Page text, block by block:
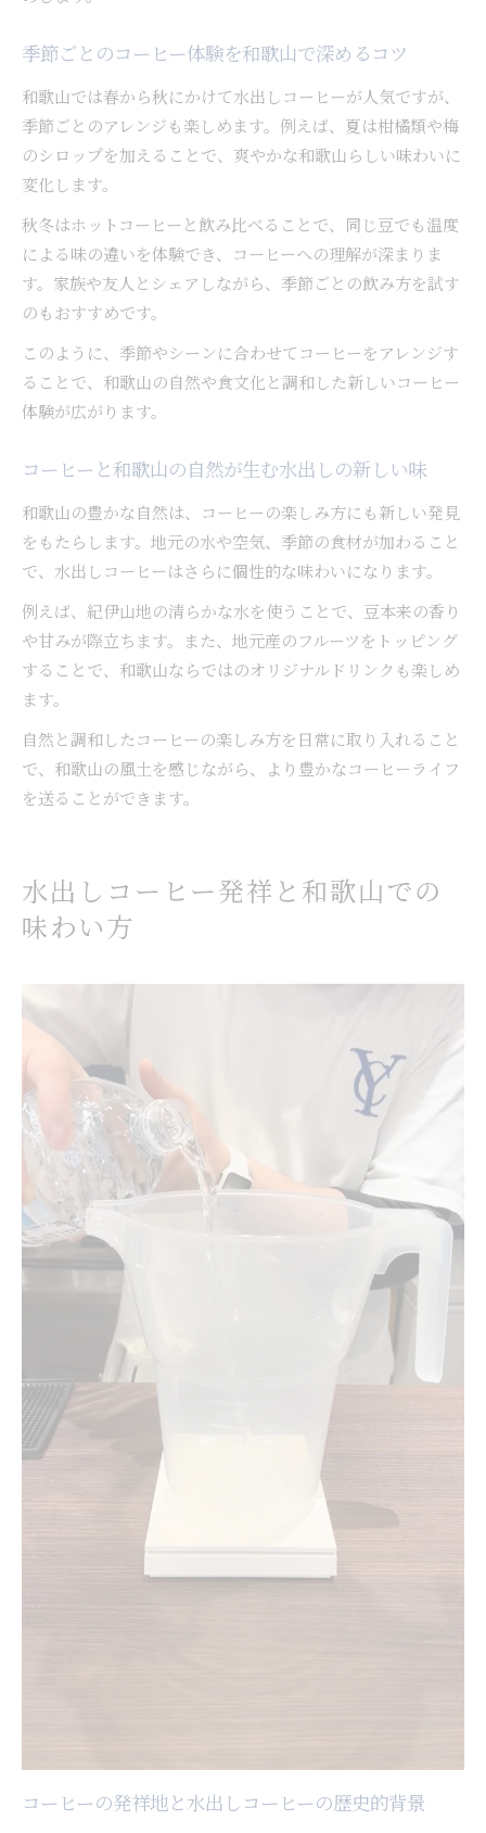
季節ごとのコーヒー体験を和歌山で深めるコツ
和歌山では春から秋にかけて水出しコーヒーが人気ですが、
季節ごとのアレンジも楽しめます。例えば、夏は柑橘類や梅
のシロップを加えることで、爽やかな和歌山らしい味わいに
変化します。
秋冬はホットコーヒーと飲み比べることで、同じ豆でも温度
による味の違いを体験でき、コーヒーへの理解が深まりま
す。家族や友人とシェアしながら、季節ごとの飲み方を試す
のもおすすめです。
このように、季節やシーンに合わせてコーヒーをアレンジす
ることで、和歌山の自然や食文化と調和した新しいコーヒー
体験が広がります。
コーヒーと和歌山の自然が生む水出しの新しい味
和歌山の豊かな自然は、コーヒーの楽しみ方にも新しい発見
をもたらします。地元の水や空気、季節の食材が加わること
で、水出しコーヒーはさらに個性的な味わいになります。
例えば、紀伊山地の清らかな水を使うことで、豆本来の香り
や甘みが際立ちます。また、地元産のフルーツをトッピング
することで、和歌山ならではのオリジナルドリンクも楽しめ
ます。
自然と調和したコーヒーの楽しみ方を日常に取り入れること
で、和歌山の風土を感じながら、より豊かなコーヒーライフ
を送ることができます。
水出しコーヒー発祥と和歌山での
味わい方
コーヒーの発祥地と水出しコーヒーの歴史的背景